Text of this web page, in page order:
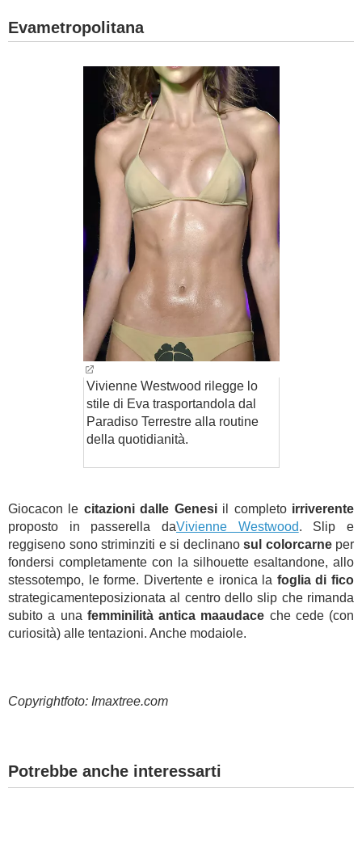
Evametropolitana
Vivienne Westwood rilegge lo
stile di Eva trasportandola dal
Paradiso Terrestre alla routine
della quotidianità.
Giocacon le citazioni dalle Genesiil completo irriverente
proposto in passerella daVivienne Westwood. Slip e
reggiseno sono striminziti e si declinano sul colorcarneper
fondersi completamente con la silhouette esaltandone, allo
stessotempo, le forme. Divertente e ironica la foglia di fico
strategicamenteposizionata al centro dello slip che rimanda
subito a una femminilità antica maaudace che cede (con
curiosità) alle tentazioni. Anche modaiole.
Copyrightfoto: Imaxtree.com
Potrebbe anche interessarti